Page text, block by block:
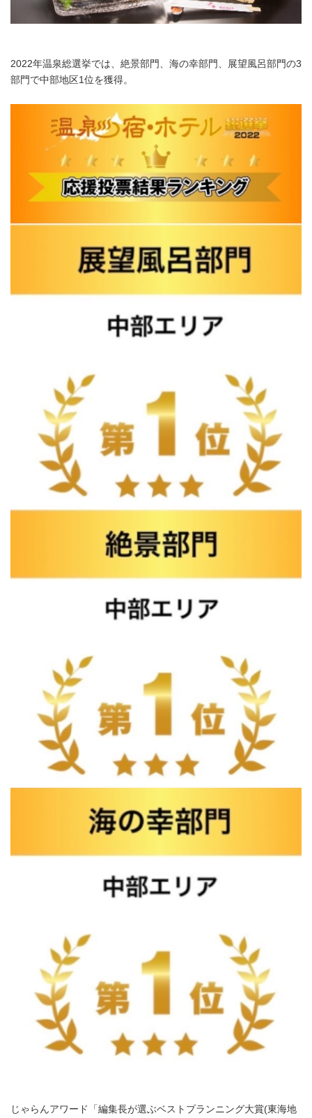
2022年温泉総選挙では、絶景部門、海の幸部門、展望風呂部門の3
部門で中部地区1位を獲得。
じゃらんアワード「編集長が選ぶベストプランニング大賞(東海地